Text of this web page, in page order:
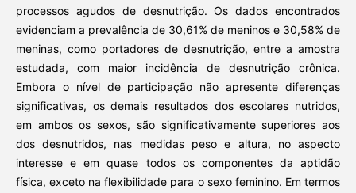
processos agudos de desnutrição. Os dados encontrados
evidenciam a prevalência de 30,61% de meninos e 30,58% de
meninas, como portadores de desnutrição, entre a amostra
estudada, com maior incidência de desnutrição crônica.
Embora o nível de participação não apresente diferenças
significativas, os demais resultados dos escolares nutridos,
em ambos os sexos, são significativamente superiores aos
dos desnutridos, nas medidas peso e altura, no aspecto
interesse e em quase todos os componentes da aptidão
física, exceto na flexibilidade para o sexo feminino. Em termos